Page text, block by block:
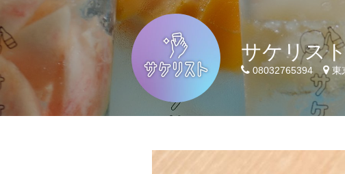
サケリス
08032765394 東